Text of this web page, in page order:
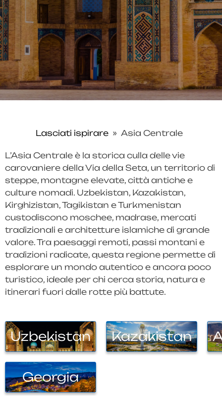
Lasciati ispirare » Asia Centrale
L’Asia Centrale è la storica culla delle vie
carovaniere della Via della Seta, un territorio di
steppe, montagne elevate, città antiche e
culture nomadi. Uzbekistan, Kazakistan,
Kirghizistan, Tagikistan e Turkmenistan
custodiscono moschee, madrase, mercati
tradizionali e architetture islamiche di grande
valore. Tra paesaggi remoti, passi montani e
tradizioni radicate, questa regione permette di
esplorare un mondo autentico e ancora poco
turistico, ideale per chi cerca storia, natura e
itinerari fuori dalle rotte più battute.
Uzbekistan Kazakistan
Georgia